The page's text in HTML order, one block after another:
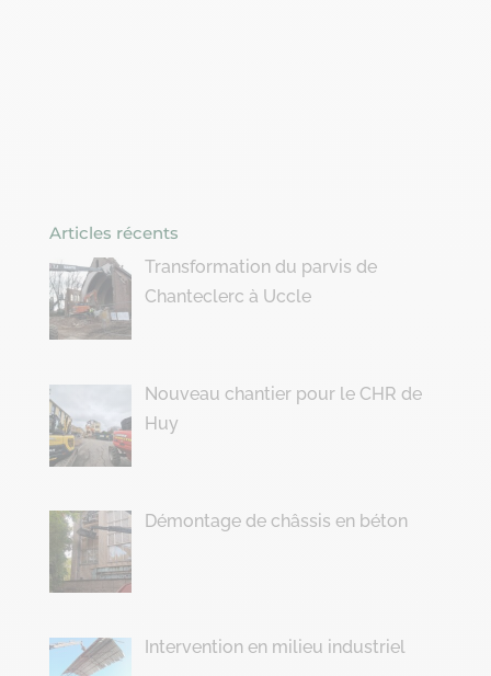
Articles récents
Transformation du parvis de
Chanteclerc à Uccle
Nouveau chantier pour le CHR de
Huy
Démontage de châssis en béton
Intervention en milieu industriel